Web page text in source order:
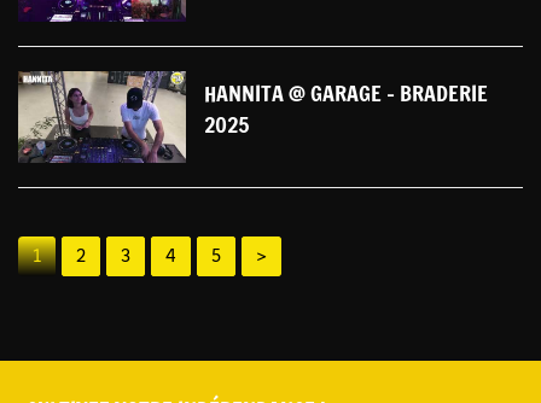
HANNITA @ GARAGE - BRADERIE
2025
1 2 3 4 5 >